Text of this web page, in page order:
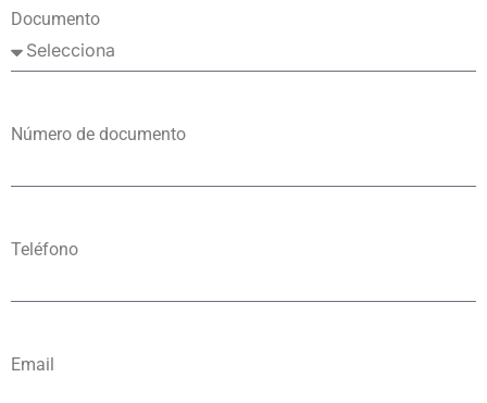
Documento
Número de documento
Teléfono
Email